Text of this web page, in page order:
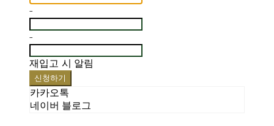
-
-
재입고 시 알림
신청하기
카카오톡
네이버 블로그